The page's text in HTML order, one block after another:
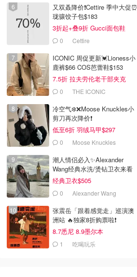
又双叒降价❗️Cettire 季中大促⏰
珑骧饺子包$183
3折起+叠9折 Gucci面包鞋
$9910 Cettire
ICONIC 周促更新💓Lioness小
鹿裤$66 COS芭蕾鞋$153
7.5折 拉夫劳伦老干部夹克
$4190 THE ICONIC
冷空气❄️❌️Moose Knuckles小
剪刀再次降价❗️
低至6折 羽绒马甲$297
0 Moose Knuckles
潮人情侣必入✨Alexander
Wang经典水洗/烫钻卫衣来看
经典卫衣$505
0 Alexander Wang
张震岳「跟着感觉走」巡演澳
洲站 🔥独家8折购票啦❗️
8.7悉尼 8.9墨尔本
1 吃喝玩乐